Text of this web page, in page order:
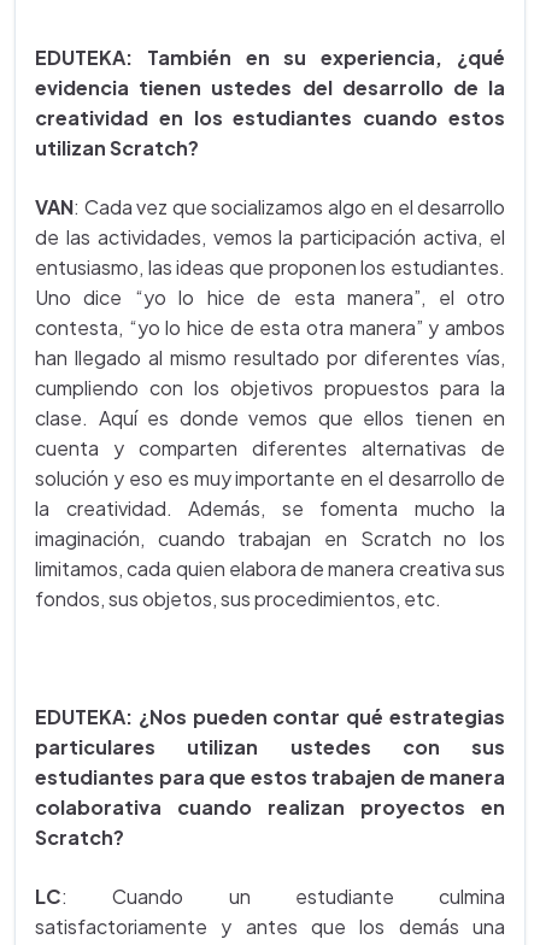
EDUTEKA: También en su experiencia, ¿qué
evidencia tienen ustedes del desarrollo de la
creatividad en los estudiantes cuando estos
utilizan Scratch?
VAN: Cada vez que socializamos algo en el desarrollo
de las actividades, vemos la participación activa, el
entusiasmo, las ideas que proponen los estudiantes.
Uno dice “yo lo hice de esta manera”, el otro
contesta, “yo lo hice de esta otra manera” y ambos
han llegado al mismo resultado por diferentes vías,
cumpliendo con los objetivos propuestos para la
clase. Aquí es donde vemos que ellos tienen en
cuenta y comparten diferentes alternativas de
solución y eso es muy importante en el desarrollo de
la creatividad. Además, se fomenta mucho la
imaginación, cuando trabajan en Scratch no los
limitamos, cada quien elabora de manera creativa sus
fondos, sus objetos, sus procedimientos, etc.
EDUTEKA: ¿Nos pueden contar qué estrategias
particulares utilizan ustedes con sus
estudiantes para que estos trabajen de manera
colaborativa cuando realizan proyectos en
Scratch?
LC: Cuando un estudiante culmina
satisfactoriamente y antes que los demás una